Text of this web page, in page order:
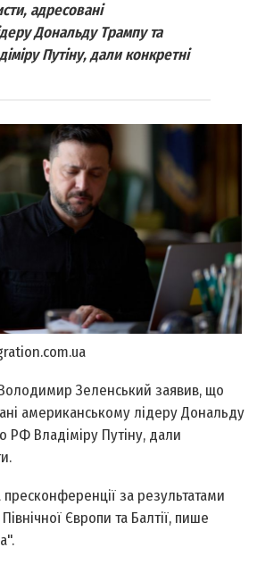
адресовані
Дональду Трампу та
Путіну, дали конкретні
Зеленський заявив, що
американському лідеру Дональду
РФ Владіміру Путіну, дали
за результатами
Європи та Балтії, пише